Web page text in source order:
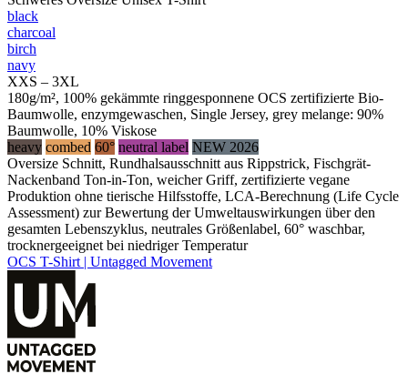
black
charcoal
birch
navy
XXS – 3XL
180g/m², 100% gekämmte ringgesponnene OCS zertifizierte Bio-
Baumwolle, enzymgewaschen, Single Jersey, grey melange: 90%
Baumwolle, 10% Viskose
heavy combed 60° neutral label NEW 2026
Oversize Schnitt, Rundhalsausschnitt aus Rippstrick, Fischgrät-
Nackenband Ton-in-Ton, weicher Griff, zertifizierte vegane
Produktion ohne tierische Hilfsstoffe, LCA-Berechnung (Life Cycle
Assessment) zur Bewertung der Umweltauswirkungen über den
gesamten Lebenszyklus, neutrales Größenlabel, 60° waschbar,
trocknergeeignet bei niedriger Temperatur
OCS T-Shirt | Untagged Movement